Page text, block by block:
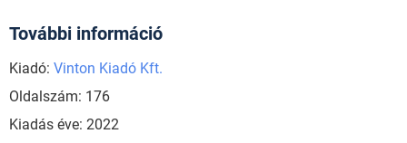
További információ
Kiadó: Vinton Kiadó Kft.
Oldalszám: 176
Kiadás éve: 2022